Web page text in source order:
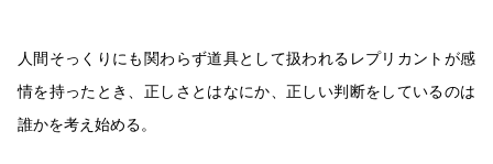
人間そっくりにも関わらず道具として扱われるレプリカントが感
情を持ったとき、正しさとはなにか、正しい判断をしているのは
誰かを考え始める。